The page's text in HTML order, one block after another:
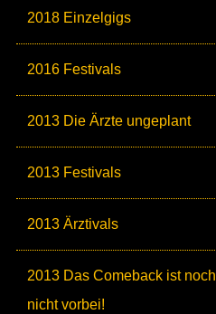
2018 Einzelgigs
2016 Festivals
2013 Die Ärzte ungeplant
2013 Festivals
2013 Ärztivals
2013 Das Comeback ist noch
nicht vorbei!